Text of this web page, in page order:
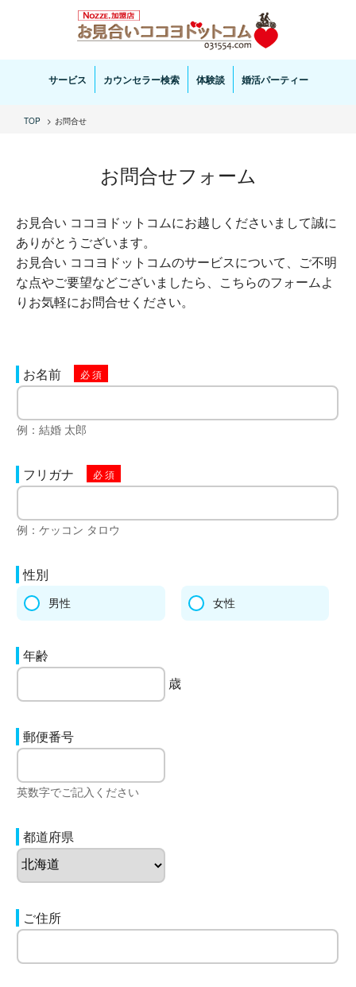
お見合い・結婚相談ならお見合いココヨドットコムへ。専任の結婚カウンセラーがサポートいた
します。
サービス カウンセラー検索 体験談 婚活パーティー
TOP お問合せ
お問合せフォーム
お見合い ココヨドットコムにお越しくださいまして誠に
ありがとうございます。
お見合い ココヨドットコムのサービスについて、ご不明
な点やご要望などございましたら、こちらのフォームよ
りお気軽にお問合せください。
お名前
例：結婚 太郎
フリガナ
例：ケッコン タロウ
性別
男性 女性
年齢
歳
郵便番号
英数字でご記入ください
都道府県
ご住所